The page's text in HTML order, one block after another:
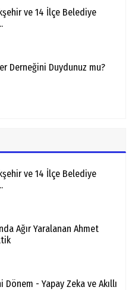
ve 14 İlçe Belediye
Derneğini Duydunuz mu?
ve 14 İlçe Belediye
Ağır Yaralanan Ahmet
Dönem - Yapay Zeka ve Akıllı